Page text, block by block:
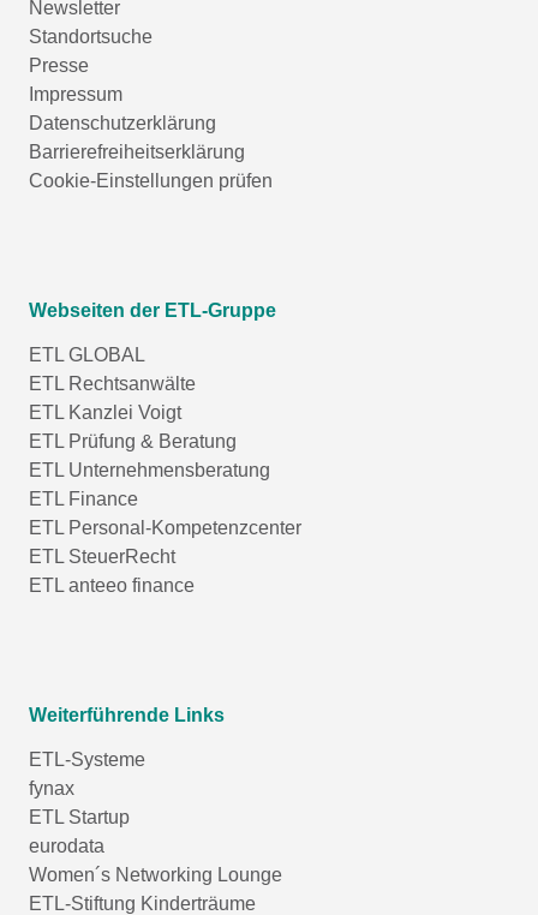
Newsletter
Standortsuche
Presse
Impressum
Datenschutzerklärung
Barrierefreiheitserklärung
Cookie-Einstellungen prüfen
Webseiten der ETL-Gruppe
ETL GLOBAL
ETL Rechtsanwälte
ETL Kanzlei Voigt
ETL Prüfung & Beratung
ETL Unternehmensberatung
ETL Finance
ETL Personal-Kompetenzcenter
ETL SteuerRecht
ETL anteeo finance
Weiterführende Links
ETL-Systeme
fynax
ETL Startup
eurodata
Women´s Networking Lounge
ETL-Stiftung Kinderträume